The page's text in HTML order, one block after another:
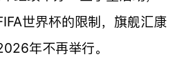
世界杯的限制，旗舰汇康
年不再举行。